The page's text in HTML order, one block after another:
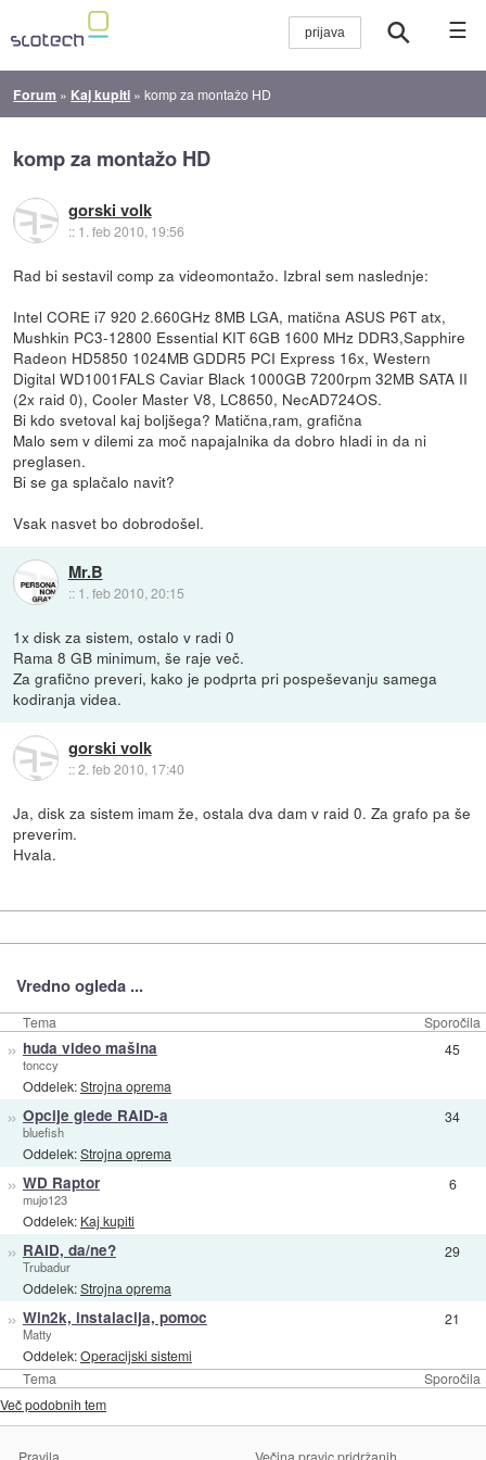
☰
Forum » Kaj kupiti »komp za montažo HD
komp za montažo HD
gorski volk
:: 1. feb 2010, 19:56
Rad bi sestavil comp za videomontažo. Izbral sem naslednje:
Intel CORE i7 920 2.660GHz 8MB LGA, matična ASUS P6T atx,
Mushkin PC3-12800 Essential KIT 6GB 1600 MHz DDR3,Sapphire
Radeon HD5850 1024MB GDDR5 PCI Express 16x, Western
Digital WD1001FALS Caviar Black 1000GB 7200rpm 32MB SATA II
(2x raid 0), Cooler Master V8, LC8650, NecAD724OS.
Bi kdo svetoval kaj boljšega? Matična,ram, grafična
Malo sem v dilemi za moč napajalnika da dobro hladi in da ni
preglasen.
Bi se ga splačalo navit?
Vsak nasvet bo dobrodošel.
Mr.B
:: 1. feb 2010, 20:15
1x disk za sistem, ostalo v radi 0
Rama 8 GB minimum, še raje več.
Za grafično preveri, kako je podprta pri pospeševanju samega
kodiranja videa.
gorski volk
::2. feb 2010, 17:40
Ja, disk za sistem imam že, ostala dva dam v raid 0. Za grafo pa še
preverim.
Hvala.
Vredno ogleda ...
Tema Sporočila
Tema Sporočila
» huda video mašina
tonccy
Oddelek:Strojna oprema
45
» Opcije glede RAID-a
bluefish
Oddelek:Strojna oprema
34
» WD Raptor
mujo123
Oddelek: Kaj kupiti
6
» RAID, da/ne?
Trubadur
Oddelek:Strojna oprema
29
» Win2k, instalacija, pomoc
Matty
Oddelek:Operacijski sistemi
21
Več podobnih tem